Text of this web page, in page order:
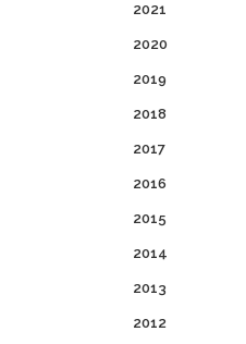
2021
2020
2019
2018
2017
2016
2015
2014
2013
2012